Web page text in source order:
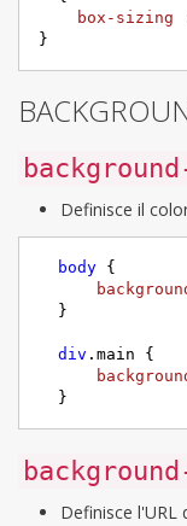
box-sizing
}
Definisce il
body {
}
div .main {
}
Definisce